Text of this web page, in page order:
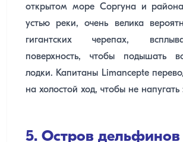
открытом море Соргуна и
устью реки, очень велика
гигантских черепах,
поверхность, чтобы подышать
лодки. Капитаны Limancepte
на холостой ход, чтобы не напугать
5. Остров дельфинов